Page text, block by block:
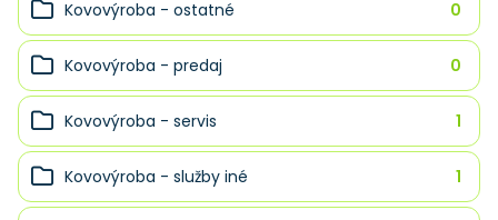
Kovovýroba - ostatné 0
Kovovýroba - predaj 0
Kovovýroba - servis 1
Kovovýroba - služby iné 1